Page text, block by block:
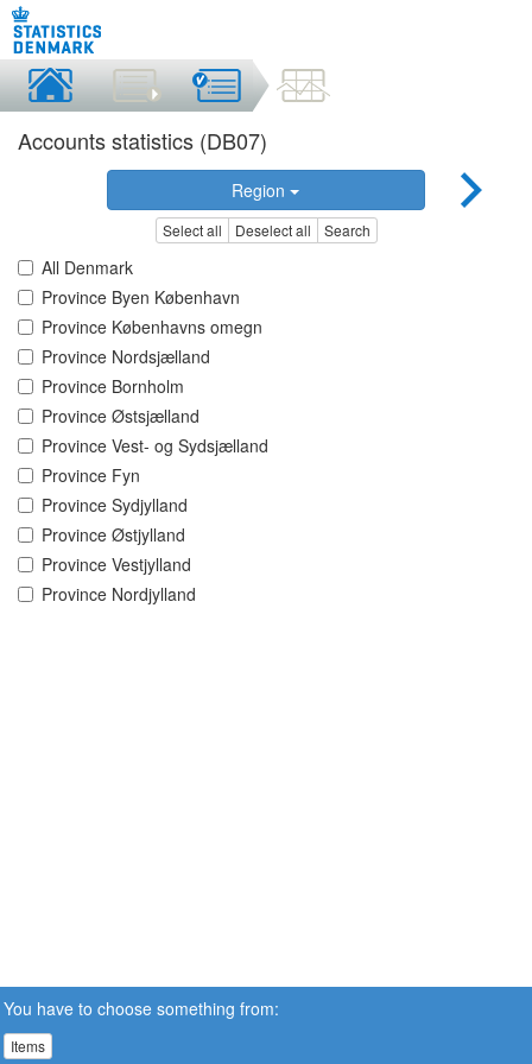
Accounts statistics (DB07)
Region
Select all Deselect all Search
All Denmark
Province Byen København
Province Københavns omegn
Province Nordsjælland
Province Bornholm
Province Østsjælland
Province Vest- og Sydsjælland
Province Fyn
Province Sydjylland
Province Østjylland
Province Vestjylland
Province Nordjylland
You have to choose something from:
Items